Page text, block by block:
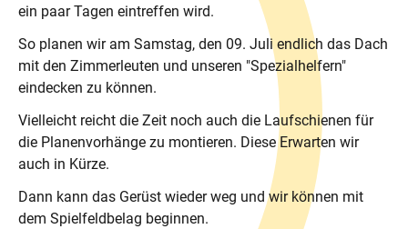
ein paar Tagen eintreffen wird.
So planen wir am Samstag, den 09. Juli endlich das Dach
mit den Zimmerleuten und unseren "Spezialhelfern"
eindecken zu können.
Vielleicht reicht die Zeit noch auch die Laufschienen für
die Planenvorhänge zu montieren. Diese Erwarten wir
auch in Kürze.
Dann kann das Gerüst wieder weg und wir können mit
dem Spielfeldbelag beginnen.